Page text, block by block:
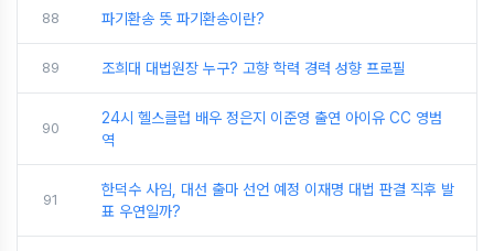
88 파기환송 뜻 파기환송이란?
89 조희대 대법원장 누구? 고향 학력 경력 성향 프로필
90
24시 헬스클럽 배우 정은지 이준영 출연 아이유 CC 영범
역
91
한덕수 사임, 대선 출마 선언 예정 이재명 대법 판결 직후 발
표 우연일까?